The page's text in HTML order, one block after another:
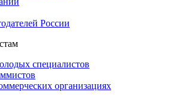
России
специалистов
организациях